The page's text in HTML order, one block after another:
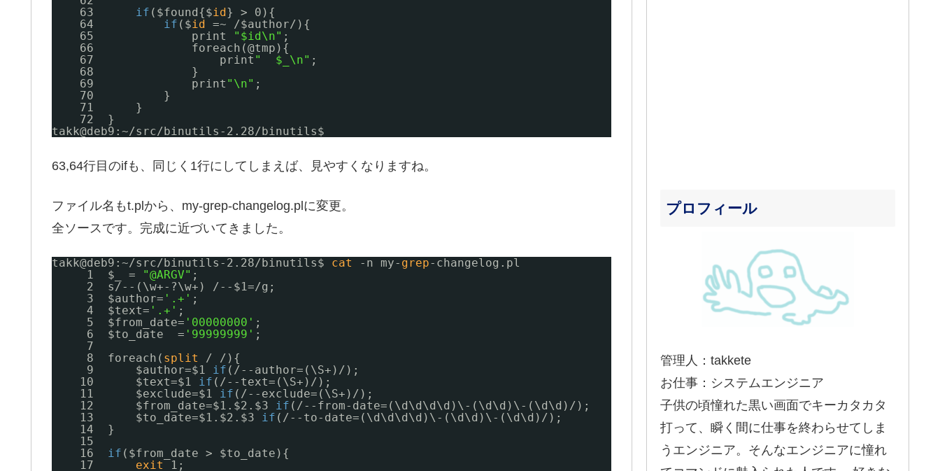
63
if ($found{$id} > 0){
64
if ($id =~ /$author/){
65              print
"$id\n" ;
66              foreach(@tmp){
67                  print "  $_\n" ;
68              }
69              print "\n" ;
70          }
71      }
72  }
takk@deb9:~/src/binutils-2 .28/binutils$
63,64行目のifも、同じく1行にしてしまえば、見やすくなりますね。
ファイル名もt.plから、my-grep-changelog.plに変更。
全ソースです。完成に近づいてきました。
takk@deb9:~/src/binutils-2 .28/binutils$ cat -n my- grep-changelog.pl
1  $_ =
"@ARGV" ;
2  s/-- (\w+-?\w+) /-- $1=/g ;
3  $author= '.+' ;
4  $text= '.+' ;
5  $from_date= '00000000' ;
6  $to_date  = '99999999' ;
7
8  foreach( split
/ /){
9      $author=$1 if ( /--author=(\S+)/);
10      $text=$1 if ( /--text=(\S+)/);
11      $exclude=$1 if ( /--exclude=(\S+)/);
12      $from_date=$1.$2.$3 if ( /--from-date=(\d\d\d\d)\-(\d\d)\-(\d\d)/);
13      $to_date=$1.$2.$3 if ( /--to-date=(\d\d\d\d)\-(\d\d)\-(\d\d)/);
14  }
15
16 if ($from_date > $to_date){
17 exit
1;
プロフィール
管理人：takkete
お仕事：システムエンジニア
子供の頃憧れた黒い画面でキーカタカタ
打って、瞬く間に仕事を終わらせてしま
うエンジニア。そんなエンジニアに憧れ